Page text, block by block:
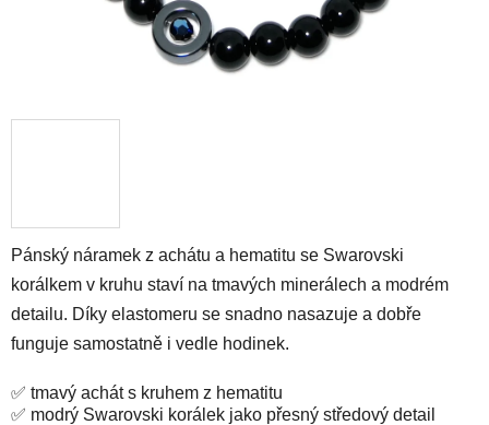
Pánský náramek z achátu a hematitu se Swarovski
korálkem v kruhu staví na tmavých minerálech a modrém
detailu. Díky elastomeru se snadno nasazuje a dobře
funguje samostatně i vedle hodinek.
✅ tmavý achát s kruhem z hematitu
✅ modrý Swarovski korálek jako přesný středový detail